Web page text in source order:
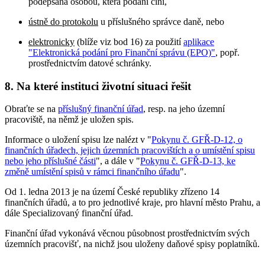
ústně do protokolu u příslušného správce daně, nebo
elektronicky (blíže viz bod 16) za použitíaplikace
"Elektronická podání pro Finanční správu (EPO)", popř.
prostřednictvím datové schránky.
8. Na které instituci životní situaci řešit
Obraťte se na příslušný finanční úřad, resp. na jeho územní
pracoviště, na němž je uložen spis.
Informace o uložení spisu lze nalézt v "Pokynu č. GFŘ-D-12, o
finančních úřadech, jejich územních pracovištích a o umístění spisu
nebo jeho příslušné části", a dále v "Pokynu č. GFŘ-D-13, ke
změně umístění spisů v rámci finančního úřadu".
Od 1. ledna 2013 je na území České republiky zřízeno 14
finančních úřadů, a to pro jednotlivé kraje, pro hlavní město Prahu, a
dále Specializovaný finanční úřad.
Finanční úřad vykonává věcnou působnost prostřednictvím svých
územních pracovišť, na nichž jsou uloženy daňové spisy poplatníků.